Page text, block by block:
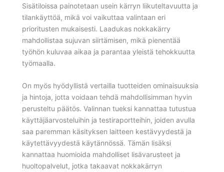
Sisätiloissa painotetaan usein kärryn liikuteltavuutta ja
tilankäyttöä, mikä voi vaikuttaa valintaan eri
prioritusten mukaisesti. Laadukas nokkakärry
mahdollistaa sujuvan siirtämisen, mikä pienentää
työhön kuluvaa aikaa ja parantaa yleistä tehokkuutta
työmaalla.
On myös hyödyllistä vertailla tuotteiden ominaisuuksia
ja hintoja, jotta voidaan tehdä mahdollisimman hyvin
perusteltu päätös. Valinnan tueksi kannattaa tutustua
käyttäjäarvosteluihin ja testiraportteihin, joiden avulla
saa paremman käsityksen laitteen kestävyydestä ja
käytettävyydestä käytännössä. Tämän lisäksi
kannattaa huomioida mahdolliset lisävarusteet ja
huoltopalvelut, jotka takaavat nokkakärryn